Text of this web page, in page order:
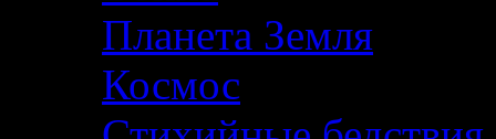
Планета Земля
Космос